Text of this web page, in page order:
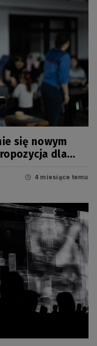
się nowym
dla
4 miesiące temu